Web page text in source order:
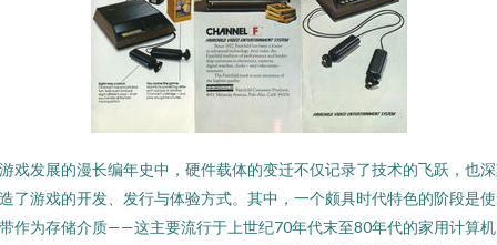
戏发展的漫长编年史中，硬件载体的变迁不仅记录了技术的飞跃，也
了游戏的开发、发行与体验方式。其中，一个颇具时代特色的阶段是
作为存储介质——这主要流行于上世纪70年代末至80年代的家用计算机